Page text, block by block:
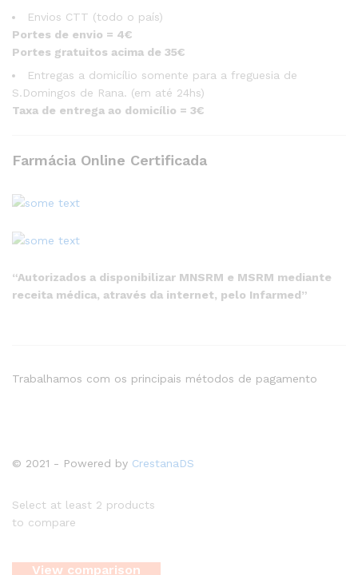
Envios CTT (todo o país)
Portes de envio = 4€
Portes gratuitos acima de 35€
Entregas a domicílio somente para a freguesia de
S.Domingos de Rana. (em até 24hs)
Taxa de entrega ao domicílio = 3€
Farmácia Online Certificada
“Autorizados a disponibilizar MNSRM e MSRM mediante
receita médica, através da internet, pelo Infarmed”
© 2021 - Powered by CrestanaDS
Trabalhamos com os principais métodos de pagamento
Select at least 2 products
to compare
View comparison